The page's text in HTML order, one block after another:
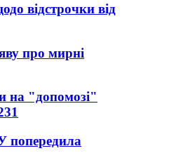
відстрочки від
про мирні
"допомозі"
попередила